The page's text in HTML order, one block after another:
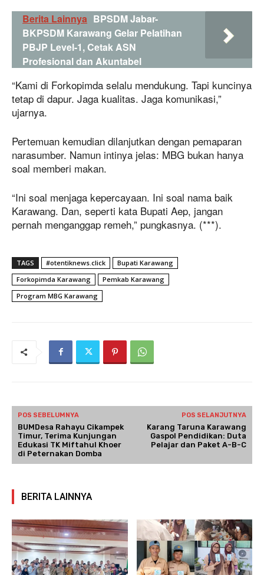
Berita Lainnya BPSDM Jabar-
BKPSDM Karawang Gelar Pelatihan
PBJP Level-1, Cetak ASN
Profesional dan Akuntabel
“Kami di Forkopimda selalu mendukung. Tapi kuncinya
tetap di dapur. Jaga kualitas. Jaga komunikasi,”
ujarnya.
Pertemuan kemudian dilanjutkan dengan pemaparan
narasumber. Namun intinya jelas: MBG bukan hanya
soal memberi makan.
“Ini soal menjaga kepercayaan. Ini soal nama baik
Karawang. Dan, seperti kata Bupati Aep, jangan
pernah menganggap remeh,” pungkasnya. (***).
TAGS #otentiknews.click
Bupati Karawang
Forkopimda Karawang
Pemkab Karawang
Program MBG Karawang
POS SEBELUMNYA
BUMDesa Rahayu Cikampek
Timur, Terima Kunjungan
Edukasi TK Miftahul Khoer
di Peternakan Domba
POS SELANJUTNYA
Karang Taruna Karawang
Gaspol Pendidikan: Duta
Pelajar dan Paket A-B-C
BERITA LAINNYA